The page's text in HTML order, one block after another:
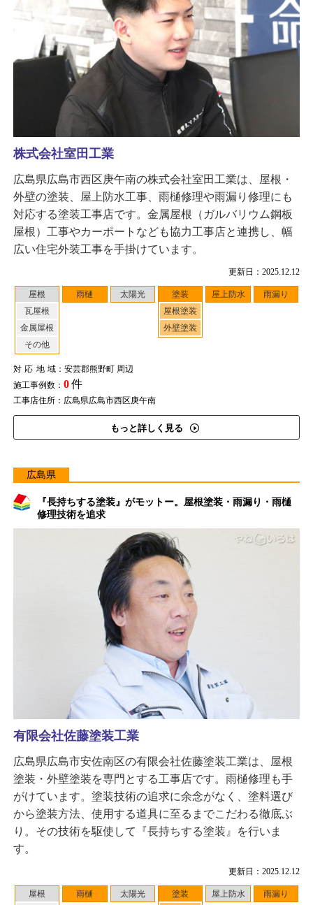
更新日：2025.12.12
屋根
瓦屋根
金属屋根
その他
雨樋 太陽光
塗装
屋根塗装
外壁塗装
屋上防水 雨漏り
対応地域：安芸郡熊野町 周辺
施工事例数： 0件
工事店住所：広島県広島市西区庚午南
もっと詳しく見る
株式会社室田工業
広島県広島市西区庚午南の株式会社室田工業は、屋根・
外壁の塗装、屋上防水工事、雨樋修理や雨漏り修理にも
対応する塗装工事店です。金属屋根（ガルバリウム鋼板
屋根）工事やカーポートなども協力工事店と連携し、幅
広い住宅外装工事を手掛けています。
広島県
『長持ちする塗装』がモットー。屋根塗装・雨漏り・雨樋
修理技術を追求
更新日：2025.12.12
屋根
雨樋 太陽光
塗装
屋上防水 雨漏り
有限会社佐藤塗装工業
広島県広島市安佐南区の有限会社佐藤塗装工業は、屋根
塗装・外壁塗装を専門とする工事店です。雨樋修理も手
がけています。塗装技術の追求に余念がなく、塗料選び
から塗装方法、使用する道具に至るまでこだわる徹底ぶ
り。その技術を駆使して『長持ちする塗装』を行いま
す。